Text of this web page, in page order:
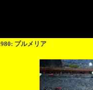
980: プルメリア